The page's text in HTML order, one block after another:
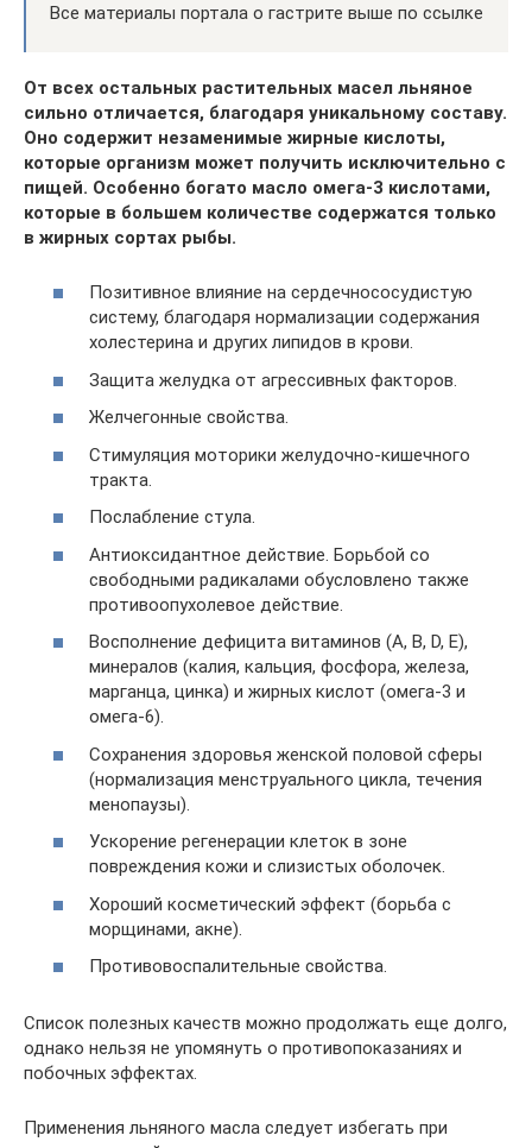
Все материалы портала о гастрите выше по ссылке
От всех остальных растительных масел льняное
сильно отличается, благодаря уникальному составу.
Оно содержит незаменимые жирные кислоты,
которые организм может получить исключительно с
пищей. Особенно богато масло омега-3 кислотами,
которые в большем количестве содержатся только
в жирных сортах рыбы.
Позитивное влияние на сердечнососудистую
систему, благодаря нормализации содержания
холестерина и других липидов в крови.
Защита желудка от агрессивных факторов.
Желчегонные свойства.
Стимуляция моторики желудочно-кишечного
тракта.
Послабление стула.
Антиоксидантное действие. Борьбой со
свободными радикалами обусловлено также
противоопухолевое действие.
Восполнение дефицита витаминов (A, B, D, E),
минералов (калия, кальция, фосфора, железа,
марганца, цинка) и жирных кислот (омега-3 и
омега-6).
Сохранения здоровья женской половой сферы
(нормализация менструального цикла, течения
менопаузы).
Ускорение регенерации клеток в зоне
повреждения кожи и слизистых оболочек.
Хороший косметический эффект (борьба с
морщинами, акне).
Противовоспалительные свойства.
Список полезных качеств можно продолжать еще долго,
однако нельзя не упомянуть о противопоказаниях и
побочных эффектах.
Применения льняного масла следует избегать при